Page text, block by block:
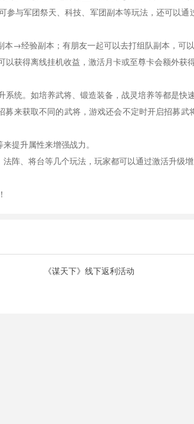
与军团祭天、科技、军团副本等玩法，还可以通
本→经验副本；有朋友一起可以去打组队副本，可
获得离线挂机收益，激活月卡或至尊卡会额外获得
系统。如培养武将、锻造装备，战灵培养等都是
来获取不同的武将，游戏还会不定时开启招募武
提升属性来增强战力。
阵、将台等几个玩法，玩家都可以通过激活升级增
《谋天下》线下返利活动